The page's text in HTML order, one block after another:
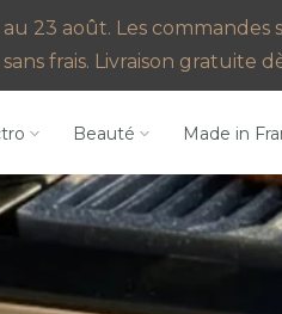
23 août. Les
frais. Livraison gratuite
Beauté Made in